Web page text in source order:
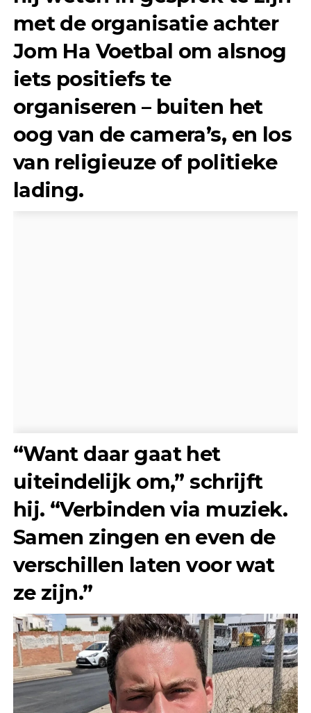
met de organisatie achter
Jom Ha Voetbal om alsnog
iets positiefs te
organiseren – buiten het
oog van de camera’s, en los
van religieuze of politieke
lading.
“Want daar gaat het
uiteindelijk om,” schrijft
hij. “Verbinden via muziek.
Samen zingen en even de
verschillen laten voor wat
ze zijn.”